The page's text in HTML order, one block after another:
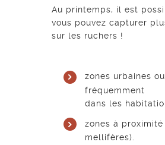
Au printemps, il est
vous pouvez capturer
sur les ruchers !
zones urbaines
fréquemment
dans les
zones à
mellifères).